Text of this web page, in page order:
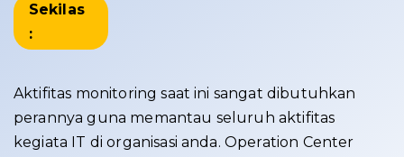
Sekilas
:
Aktifitas monitoring saat ini sangat dibutuhkan
perannya guna memantau seluruh aktifitas
kegiata IT di organisasi anda. Operation Center